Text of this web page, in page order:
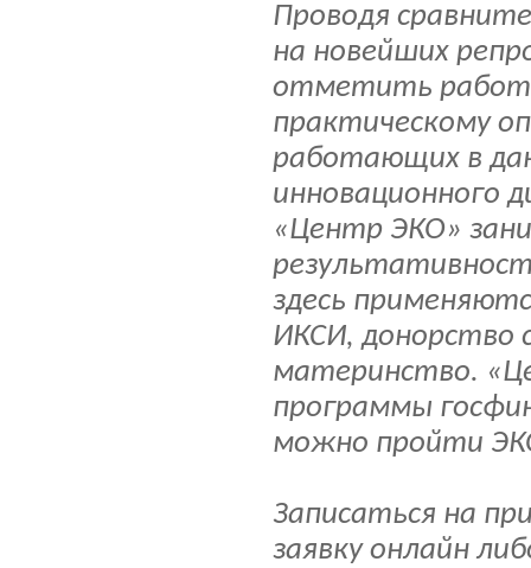
Проводя
на новейших
отметить
практическому
работающих в
инновационного
«Центр ЭКО»
здесь
ИКСИ, донорство
материнство.
программы
можно пройти
Записаться на
заявку онлайн